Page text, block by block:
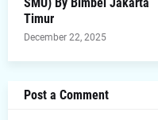
SMU) By Bimbel Jakarta
Timur
December 22, 2025
Post a Comment